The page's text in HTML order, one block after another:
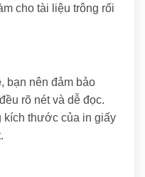
cho tài liệu trông rối
, bạn nên đảm bảo
rõ nét và dễ đọc.
kích thước của in giấy